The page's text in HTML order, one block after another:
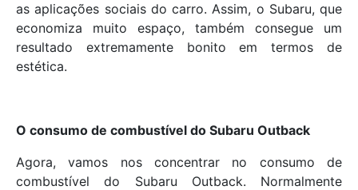
as aplicações sociais do carro. Assim, o Subaru, que
economiza muito espaço, também consegue um
resultado extremamente bonito em termos de
estética.
O consumo de combustível do Subaru Outback
Agora, vamos nos concentrar no consumo de
combustível do Subaru Outback. Normalmente